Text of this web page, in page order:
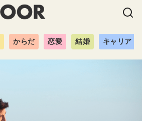
からだ 恋愛 結婚 キャリア